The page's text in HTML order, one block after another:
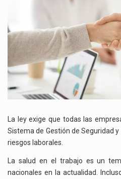
SALUD
Y
SEGURIDAD
LABORAL!
La ley exige que todas las
Sistema de Gestión de Seguridad
riesgos laborales.
La salud en el trabajo es un
nacionales en la actualidad.